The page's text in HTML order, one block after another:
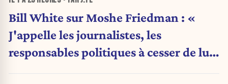
Bill White sur Moshe Friedman : «
J'appelle les journalistes, les
responsables politiques à cesser de lui